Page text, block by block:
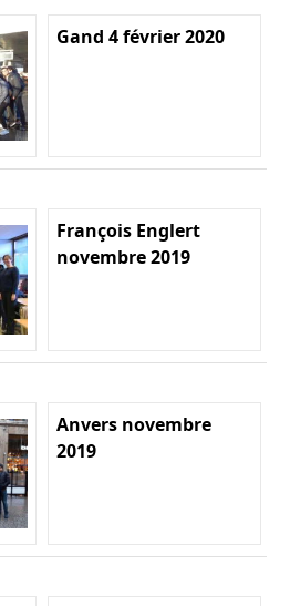
Gand 4 février 2020
François Englert
novembre 2019
Anvers novembre
2019